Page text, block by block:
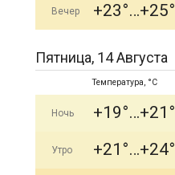
Вечер +23° +25°
Пятница, 14 Августа
Температура, °C
Ночь +19° +21°
Утро +21° +24°